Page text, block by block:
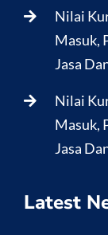
Nilai
Masuk,
Jasa
Nilai
Masuk,
Jasa
Latest